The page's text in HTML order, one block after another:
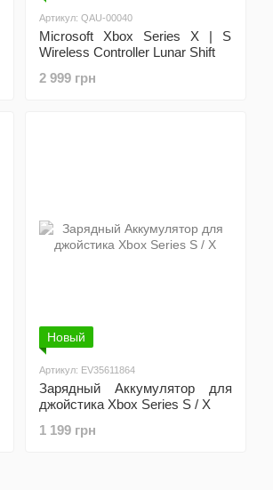
Артикул: QAU-00040
Microsoft Xbox Series X | S
Wireless Controller Lunar Shift
2 999 грн
Новый
Артикул: EV35611864
Зарядный Аккумулятор для
джойстика Xbox Series S / X
1 199 грн